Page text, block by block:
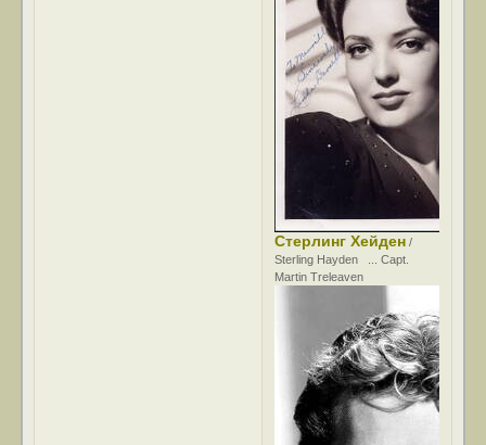
Стерлинг Хейден /
Sterling Hayden ... Capt.
Martin Treleaven